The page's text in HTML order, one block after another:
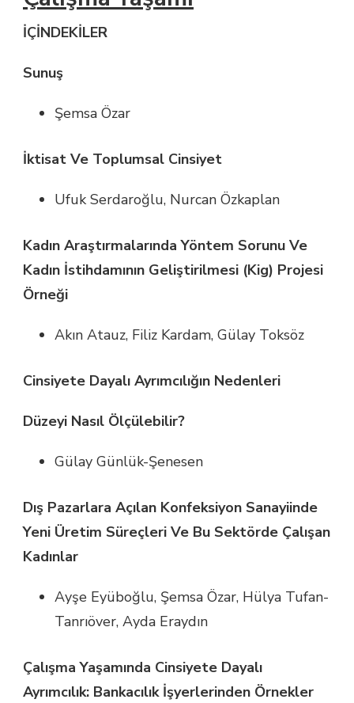
İÇİNDEKİLER
Sunuş
Şemsa Özar
İktisat Ve Toplumsal Cinsiyet
Ufuk Serdaroğlu, Nurcan Özkaplan
Kadın Araştırmalarında Yöntem Sorunu Ve
Kadın İstihdamının Geliştirilmesi (Kig) Projesi
Örneği
Akın Atauz, Filiz Kardam, Gülay Toksöz
Cinsiyete Dayalı Ayrımcılığın Nedenleri
Düzeyi Nasıl Ölçülebilir?
Gülay Günlük-Şenesen
Dış Pazarlara Açılan Konfeksiyon Sanayiinde
Yeni Üretim Süreçleri Ve Bu Sektörde Çalışan
Kadınlar
Ayşe Eyüboğlu, Şemsa Özar, Hülya Tufan-
Tanrıöver, Ayda Eraydın
Çalışma Yaşamında Cinsiyete Dayalı
Ayrımcılık: Bankacılık İşyerlerinden Örnekler